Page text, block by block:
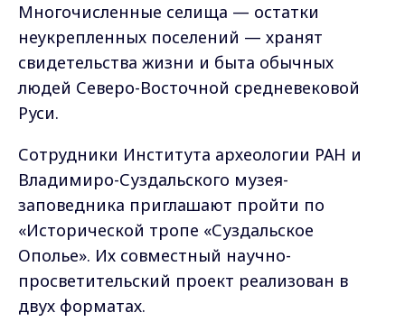
Многочисленные селища — остатки
неукрепленных поселений — хранят
свидетельства жизни и быта обычных
людей Северо-Восточной средневековой
Руси.
Сотрудники Института археологии РАН и
Владимиро-Суздальского музея-
заповедника приглашают пройти по
«Исторической тропе «Суздальское
Ополье». Их совместный научно-
просветительский проект реализован в
двух форматах.